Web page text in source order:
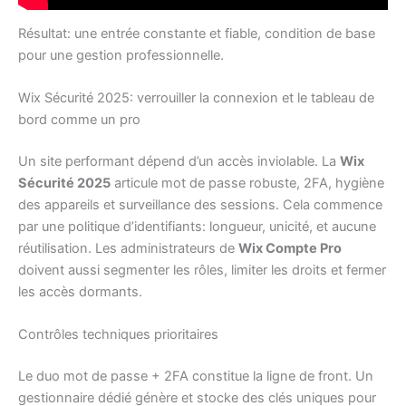
Résultat: une entrée constante et fiable, condition de base
pour une gestion professionnelle.
Wix Sécurité 2025: verrouiller la connexion et le tableau de
bord comme un pro
Un site performant dépend d’un accès inviolable. La Wix
Sécurité 2025 articule mot de passe robuste, 2FA, hygiène
des appareils et surveillance des sessions. Cela commence
par une politique d’identifiants: longueur, unicité, et aucune
réutilisation. Les administrateurs de Wix Compte Pro
doivent aussi segmenter les rôles, limiter les droits et fermer
les accès dormants.
Contrôles techniques prioritaires
Le duo mot de passe + 2FA constitue la ligne de front. Un
gestionnaire dédié génère et stocke des clés uniques pour